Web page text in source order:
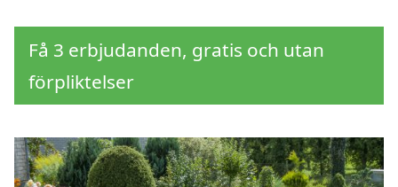
Få 3 erbjudanden, gratis och utan
förpliktelser